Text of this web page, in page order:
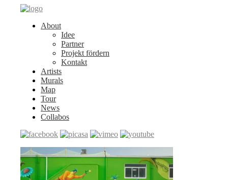
About
Idee
Partner
Projekt fördern
Kontakt
Artists
Murals
Map
Tour
News
Collabos